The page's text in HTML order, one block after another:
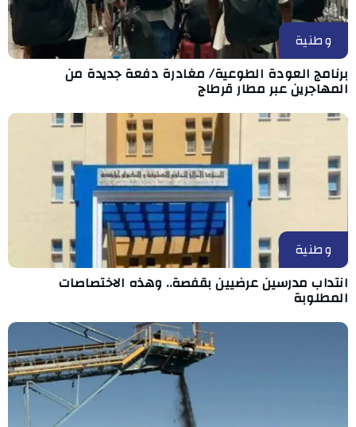
وطنية
برنامج العودة الطوعية/ مغادرة دفعة جديدة من
المهاجرين عبر مطار قرطاج
وطنية
انتداب مدرسين عرضيين بقفصة.. وهذه الاختصاصات
المطلوبة